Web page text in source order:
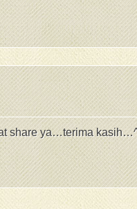
share ya…terima